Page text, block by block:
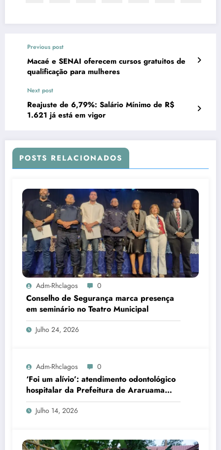
Previous post
Macaé e SENAI oferecem cursos gratuitos de
qualificação para mulheres
Next post
Reajuste de 6,79%: Salário Mínimo de R$
1.621 já está em vigor
POSTS RELACIONADOS
Adm-Rhclagos 0
Conselho de Segurança marca presença
em seminário no Teatro Municipal
Julho 24, 2026
Adm-Rhclagos 0
‘Foi um alívio’: atendimento odontológico
hospitalar da Prefeitura de Araruama
transforma rotina de famílias atípicas
Julho 14, 2026